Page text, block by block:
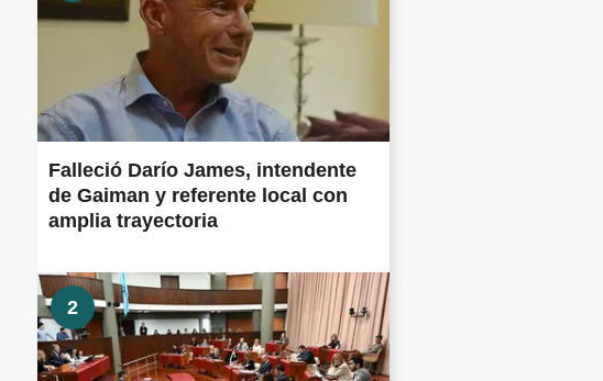
Falleció Darío James, intendente
de Gaiman y referente local con
amplia trayectoria
2